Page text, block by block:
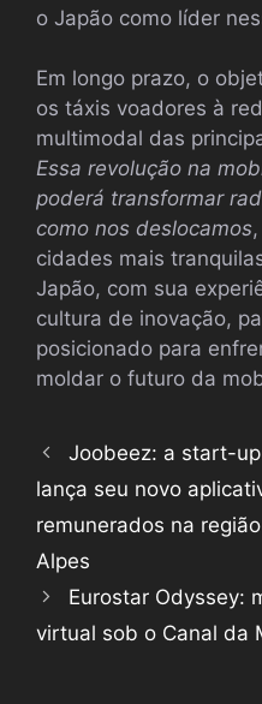
o Japão como líder
Em longo prazo, o
os táxis voadores à
multimodal das
Essa revolução na
poderá transformar
como nos deslocamos
cidades mais
Japão, com sua
cultura de inovação,
posicionado para
moldar o futuro da
Joobeez: a start-
lança seu novo
remunerados na
Alpes
Eurostar Odyssey:
virtual sob o Canal da